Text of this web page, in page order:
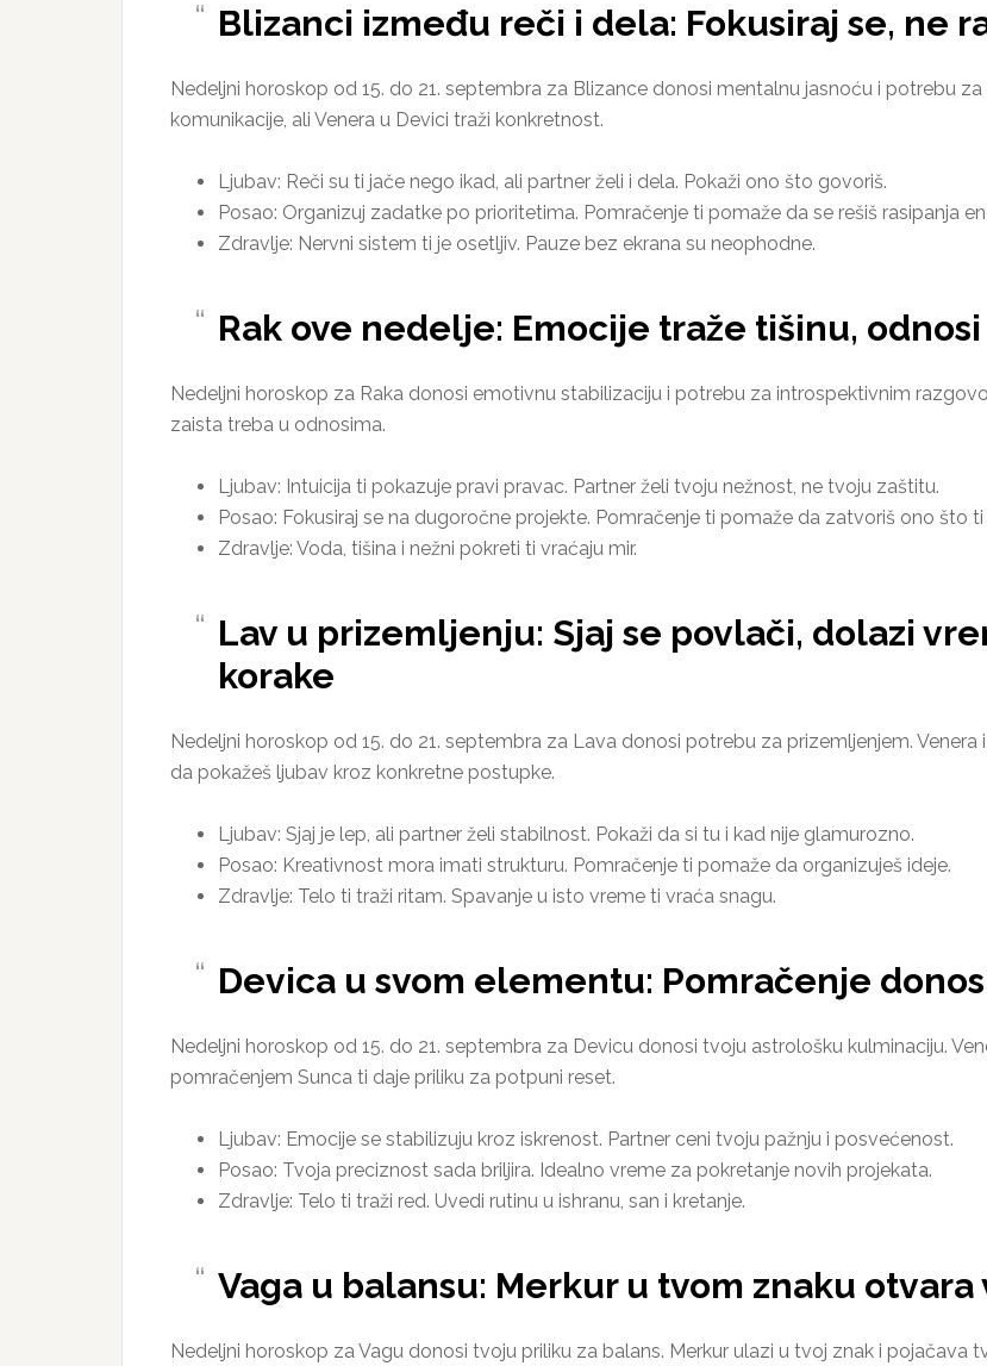
Blizanci između reči i dela: Fokusiraj se, ne
Nedeljni horoskop od 15. do 21. septembra za Blizance donosi mentalnu jasnoću i potrebu
komunikacije, ali Venera u Devici traži konkretnost.
Ljubav: Reči su ti jače nego ikad, ali partner želi i dela. Pokaži ono što govoriš.
Posao: Organizuj zadatke po prioritetima. Pomračenje ti pomaže da se rešiš rasipanja
Zdravlje: Nervni sistem ti je osetljiv. Pauze bez ekrana su neophodne.
Rak ove nedelje: Emocije traže tišinu,
Nedeljni horoskop za Raka donosi emotivnu stabilizaciju i potrebu za introspektivnim
zaista treba u odnosima.
Ljubav: Intuicija ti pokazuje pravi pravac. Partner želi tvoju nežnost, ne tvoju zaštitu.
Posao: Fokusiraj se na dugoročne projekte. Pomračenje ti pomaže da zatvoriš ono što ti
Zdravlje: Voda, tišina i nežni pokreti ti vraćaju mir.
Lav u prizemljenju: Sjaj se povlači, dolazi
korake
Nedeljni horoskop od 15. do 21. septembra za Lava donosi potrebu za prizemljenjem.
da pokažeš ljubav kroz konkretne postupke.
Ljubav: Sjaj je lep, ali partner želi stabilnost. Pokaži da si tu i kad nije glamurozno.
Posao: Kreativnost mora imati strukturu. Pomračenje ti pomaže da organizuješ ideje.
Zdravlje: Telo ti traži ritam. Spavanje u isto vreme ti vraća snagu.
Devica u svom elementu: Pomračenje
Nedeljni horoskop od 15. do 21. septembra za Devicu donosi tvoju astrološku kulminaciju.
pomračenjem Sunca ti daje priliku za potpuni reset.
Ljubav: Emocije se stabilizuju kroz iskrenost. Partner ceni tvoju pažnju i posvećenost.
Posao: Tvoja preciznost sada briljira. Idealno vreme za pokretanje novih projekata.
Zdravlje: Telo ti traži red. Uvedi rutinu u ishranu, san i kretanje.
Vaga u balansu: Merkur u tvom znaku
Nedeljni horoskop za Vagu donosi tvoju priliku za balans. Merkur ulazi u tvoj znak i